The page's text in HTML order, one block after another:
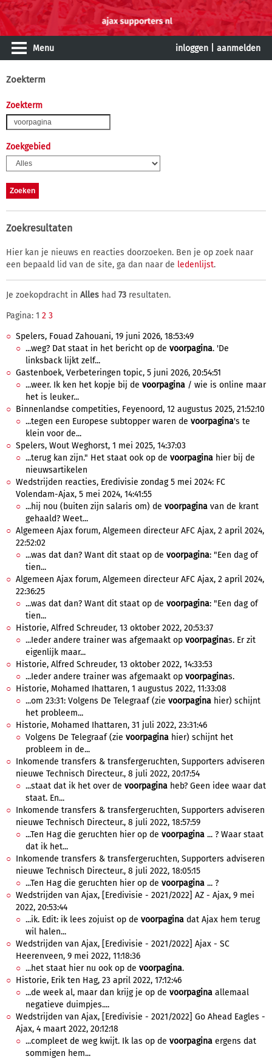
Menu inloggen aanmelden
Zoekterm
Zoekterm
Zoekgebied
Zoekresultaten
Hier kan je nieuws en reacties doorzoeken. Ben je op zoek naar
een bepaald lid van de site, ga dan naar de ledenlijst.
Je zoekopdracht in Alles had 73 resultaten.
Pagina: 1 2 3
Spelers, Fouad Zahouani, 19 juni 2026, 18:53:49
...weg? Dat staat in het bericht op de voorpagina. 'De
linksback lijkt zelf...
Gastenboek, Verbeteringen topic, 5 juni 2026, 20:54:51
...weer. Ik ken het kopje bij de voorpagina / wie is online maar
het is leuker...
Binnenlandse competities, Feyenoord, 12 augustus 2025, 21:52:10
...tegen een Europese subtopper waren de voorpagina's te
klein voor de...
Spelers, Wout Weghorst, 1 mei 2025, 14:37:03
...terug kan zijn." Het staat ook op de voorpagina hier bij de
nieuwsartikelen
Wedstrijden reacties, Eredivisie zondag 5 mei 2024: FC
Volendam-Ajax, 5 mei 2024, 14:41:55
...hij nou (buiten zijn salaris om) de voorpagina van de krant
gehaald? Weet...
Algemeen Ajax forum, Algemeen directeur AFC Ajax, 2 april 2024,
22:52:02
...was dat dan? Want dit staat op de voorpagina: "Een dag of
tien...
Algemeen Ajax forum, Algemeen directeur AFC Ajax, 2 april 2024,
22:36:25
...was dat dan? Want dit staat op de voorpagina: "Een dag of
tien...
Historie, Alfred Schreuder, 13 oktober 2022, 20:53:37
...Ieder andere trainer was afgemaakt op voorpaginas. Er zit
eigenlijk maar...
Historie, Alfred Schreuder, 13 oktober 2022, 14:33:53
...Ieder andere trainer was afgemaakt op voorpaginas.
Historie, Mohamed Ihattaren, 1 augustus 2022, 11:33:08
...om 23:31: Volgens De Telegraaf (zie voorpagina hier) schijnt
het probleem...
Historie, Mohamed Ihattaren, 31 juli 2022, 23:31:46
Volgens De Telegraaf (zie voorpagina hier) schijnt het
probleem in de...
Inkomende transfers & transfergeruchten, Supporters adviseren
nieuwe Technisch Directeur., 8 juli 2022, 20:17:54
...staat dat ik het over de voorpagina heb? Geen idee waar dat
staat. En...
Inkomende transfers & transfergeruchten, Supporters adviseren
nieuwe Technisch Directeur., 8 juli 2022, 18:57:59
...Ten Hag die geruchten hier op de voorpagina ... ? Waar staat
dat ik het...
Inkomende transfers & transfergeruchten, Supporters adviseren
nieuwe Technisch Directeur., 8 juli 2022, 18:05:15
...Ten Hag die geruchten hier op de voorpagina ... ?
Wedstrijden van Ajax, [Eredivisie - 2021/2022] AZ - Ajax, 9 mei
2022, 20:53:44
...ik. Edit: ik lees zojuist op de voorpagina dat Ajax hem terug
wil halen...
Wedstrijden van Ajax, [Eredivisie - 2021/2022] Ajax - SC
Heerenveen, 9 mei 2022, 11:18:36
...het staat hier nu ook op de voorpagina.
Historie, Erik ten Hag, 23 april 2022, 17:12:46
...de week al, maar dan krijg je op de voorpagina allemaal
negatieve duimpjes....
Wedstrijden van Ajax, [Eredivisie - 2021/2022] Go Ahead Eagles -
Ajax, 4 maart 2022, 20:12:18
...compleet de weg kwijt. Ik las op de voorpagina ergens dat
sommigen hem...